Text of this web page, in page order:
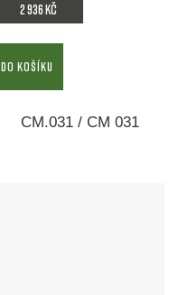
2 936 Kč
DO KOŠÍKU
CM.031 / CM 031